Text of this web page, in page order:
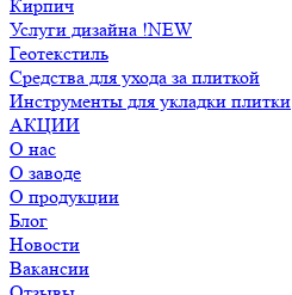
Кирпич
Услуги дизайна !NEW
Геотекстиль
Средства для ухода за плиткой
Инструменты для укладки плитки
АКЦИИ
О нас
О заводе
О продукции
Блог
Новости
Вакансии